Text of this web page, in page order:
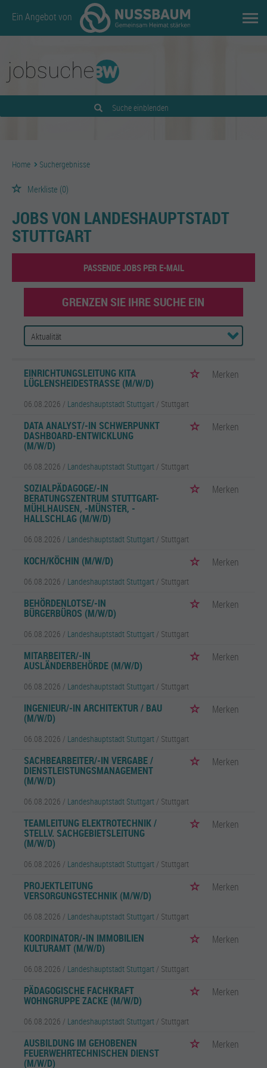
Ein Angebot von
Suche einblenden
Home Suchergebnisse
Merkliste (0)
JOBS VON LANDESHAUPTSTADT
STUTTGART
PASSENDE JOBS PER E-MAIL
GRENZEN SIE IHRE SUCHE EIN
EINRICHTUNGSLEITUNG KITA
LÜGLENSHEIDESTRASSE (M/W/D)
Merken
06.08.2026 / Landeshauptstadt Stuttgart / Stuttgart
DATA ANALYST/-IN SCHWERPUNKT
DASHBOARD-ENTWICKLUNG
(M/W/D)
Merken
06.08.2026 / Landeshauptstadt Stuttgart / Stuttgart
SOZIALPÄDAGOGE/-IN
BERATUNGSZENTRUM STUTTGART-
MÜHLHAUSEN, -MÜNSTER, -
HALLSCHLAG (M/W/D)
Merken
06.08.2026 / Landeshauptstadt Stuttgart / Stuttgart
KOCH/KÖCHIN (M/W/D) Merken
06.08.2026 / Landeshauptstadt Stuttgart / Stuttgart
BEHÖRDENLOTSE/-IN
BÜRGERBÜROS (M/W/D)
Merken
06.08.2026 / Landeshauptstadt Stuttgart / Stuttgart
MITARBEITER/-IN
AUSLÄNDERBEHÖRDE (M/W/D)
Merken
06.08.2026 / Landeshauptstadt Stuttgart / Stuttgart
INGENIEUR/-IN ARCHITEKTUR / BAU
(M/W/D)
Merken
06.08.2026 / Landeshauptstadt Stuttgart / Stuttgart
SACHBEARBEITER/-IN VERGABE /
DIENSTLEISTUNGSMANAGEMENT
(M/W/D)
Merken
06.08.2026 / Landeshauptstadt Stuttgart / Stuttgart
TEAMLEITUNG ELEKTROTECHNIK /
STELLV. SACHGEBIETSLEITUNG
(M/W/D)
Merken
06.08.2026 / Landeshauptstadt Stuttgart / Stuttgart
PROJEKTLEITUNG
VERSORGUNGSTECHNIK (M/W/D)
Merken
06.08.2026 / Landeshauptstadt Stuttgart / Stuttgart
KOORDINATOR/-IN IMMOBILIEN
KULTURAMT (M/W/D)
Merken
06.08.2026 / Landeshauptstadt Stuttgart / Stuttgart
PÄDAGOGISCHE FACHKRAFT
WOHNGRUPPE ZACKE (M/W/D)
Merken
06.08.2026 / Landeshauptstadt Stuttgart / Stuttgart
AUSBILDUNG IM GEHOBENEN
FEUERWEHRTECHNISCHEN DIENST
(M/W/D)
Merken